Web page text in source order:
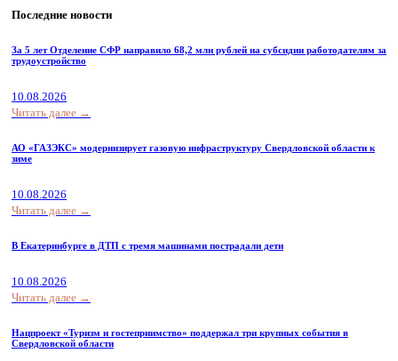
Последние новости
За 5 лет Отделение СФР направило 68,2 млн рублей на субсидии работодателям за
трудоустройство
10.08.2026
Читать далее →
АО «ГАЗЭКС» модернизирует газовую инфраструктуру Свердловской области к
зиме
10.08.2026
Читать далее →
В Екатеринбурге в ДТП с тремя машинами пострадали дети
10.08.2026
Читать далее →
Нацпроект «Туризм и гостеприимство» поддержал три крупных события в
Свердловской области